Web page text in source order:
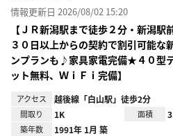
情報更新日 2026/08/02 15:20
【ＪＲ新潟駅まで徒歩２分・新潟駅
３０日以上からの契約で割引可能な
ンプランも♪家具家電完備★４０型
ット無料、ＷｉＦｉ完備】
アクセス 越後線「白山駅」徒歩2分
間取り 1K 面積
築年数 1991年 1月 築